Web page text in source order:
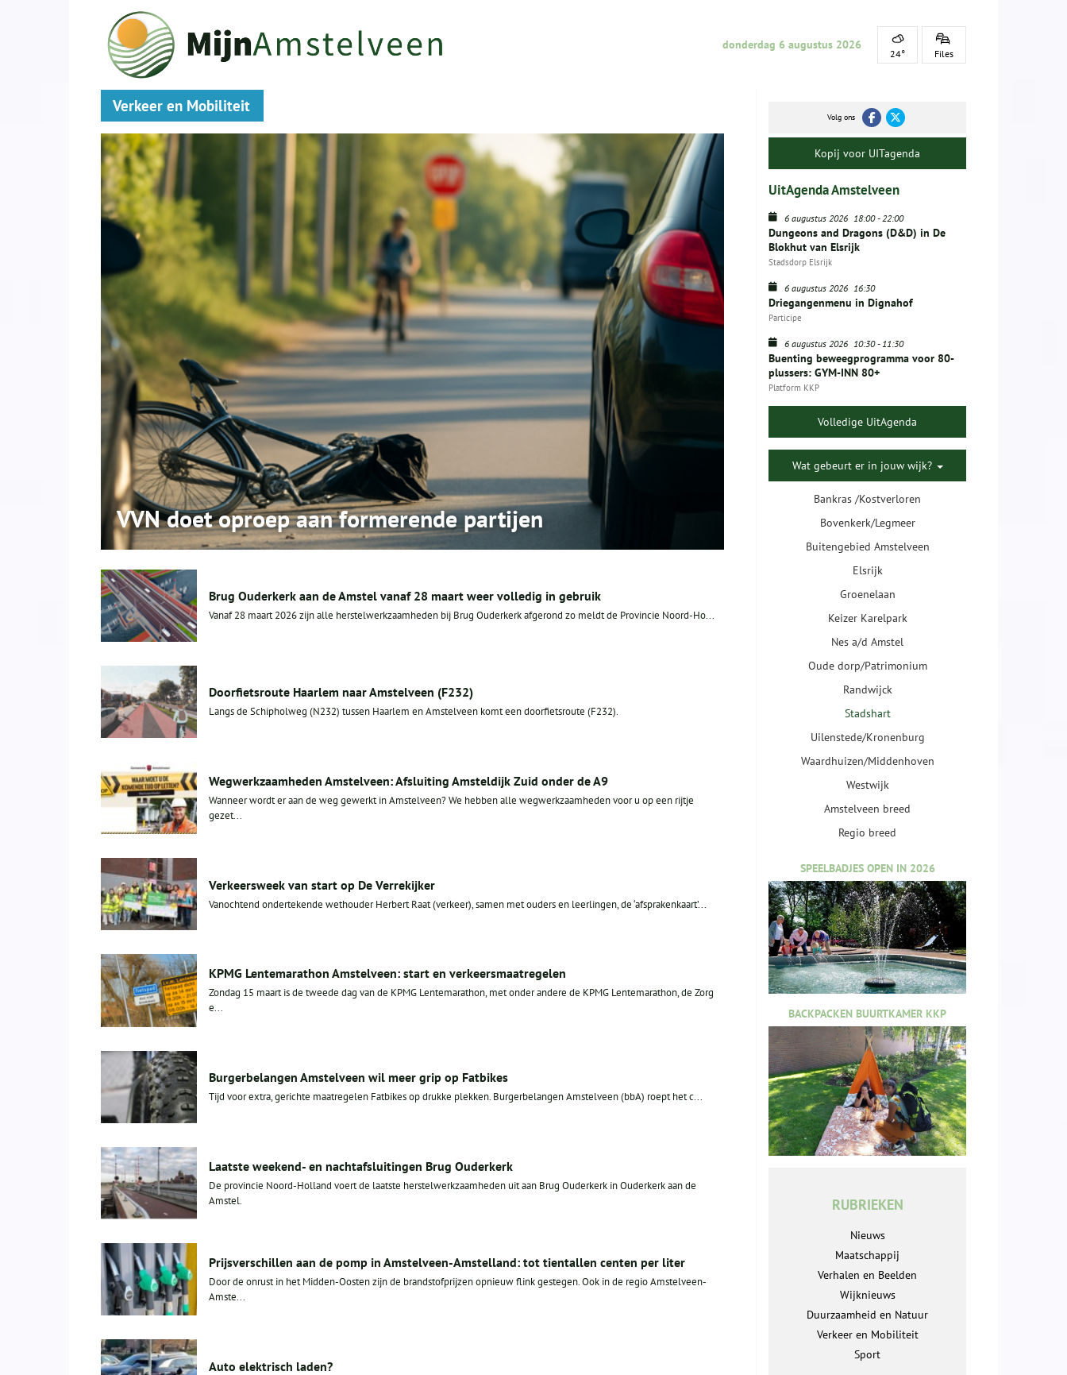
donderdag 6 augustus 2026
24° Files
Verkeer en Mobiliteit
VVN doet oproep aan formerende partijen
Brug Ouderkerk aan de Amstel vanaf 28 maart weer volledig in gebruik
Vanaf 28 maart 2026 zijn alle herstelwerkzaamheden bij Brug Ouderkerk afgerond zo meldt de Provincie Noord-Ho...
Doorfietsroute Haarlem naar Amstelveen (F232)
Langs de Schipholweg (N232) tussen Haarlem en Amstelveen komt een doorfietsroute (F232).
Wegwerkzaamheden Amstelveen: Afsluiting Amsteldijk Zuid onder de A9
Wanneer wordt er aan de weg gewerkt in Amstelveen? We hebben alle wegwerkzaamheden voor u op een rijtje
gezet...
Verkeersweek van start op De Verrekijker
Vanochtend ondertekende wethouder Herbert Raat (verkeer), samen met ouders en leerlingen, de ‘afsprakenkaart’...
KPMG Lentemarathon Amstelveen: start en verkeersmaatregelen
Zondag 15 maart is de tweede dag van de KPMG Lentemarathon, met onder andere de KPMG Lentemarathon, de Zorg
e...
Burgerbelangen Amstelveen wil meer grip op Fatbikes
Tijd voor extra, gerichte maatregelen Fatbikes op drukke plekken. Burgerbelangen Amstelveen (bbA) roept het c...
Laatste weekend- en nachtafsluitingen Brug Ouderkerk
De provincie Noord-Holland voert de laatste herstelwerkzaamheden uit aan Brug Ouderkerk in Ouderkerk aan de
Amstel.
Prijsverschillen aan de pomp in Amstelveen-Amstelland: tot tientallen centen per liter
Door de onrust in het Midden-Oosten zijn de brandstofprijzen opnieuw flink gestegen. Ook in de regio Amstelveen-
Amste...
Auto elektrisch laden?
Volg ons
Kopij voor UITagenda
UitAgenda Amstelveen
6 augustus 2026 18:00-22:00
Dungeons and Dragons (D&D) in De
Blokhut van Elsrijk
Stadsdorp Elsrijk
6 augustus 2026 16:30
Driegangenmenu in Dignahof
Participe
6 augustus 2026 10:30-11:30
Buenting beweegprogramma voor 80-
plussers: GYM-INN 80+
Platform KKP
Volledige UitAgenda
Wat gebeurt er in jouw wijk?
Bankras /Kostverloren
Bovenkerk/Legmeer
Buitengebied Amstelveen
Elsrijk
Groenelaan
Keizer Karelpark
Nes a/d Amstel
Oude dorp/Patrimonium
Randwijck
Stadshart
Uilenstede/Kronenburg
Waardhuizen/Middenhoven
Westwijk
Amstelveen breed
Regio breed
SPEELBADJES OPEN IN 2026
BACKPACKEN BUURTKAMER KKP
RUBRIEKEN
Nieuws
Maatschappij
Verhalen en Beelden
Wijknieuws
Duurzaamheid en Natuur
Verkeer en Mobiliteit
Sport